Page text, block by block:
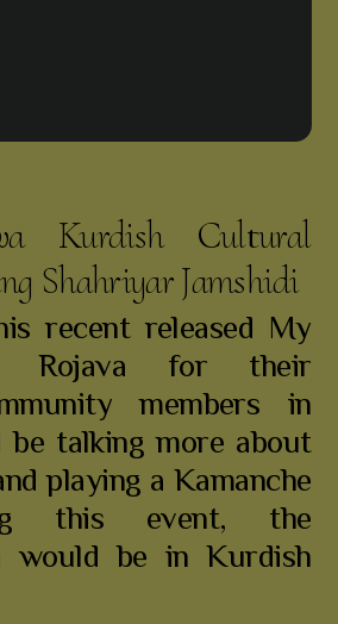
Kurdish Cultural
Shahriyar Jamshidi
recent released My
Rojava for their
members in
be talking more about
playing a Kamanche
this event, the
would be in Kurdish